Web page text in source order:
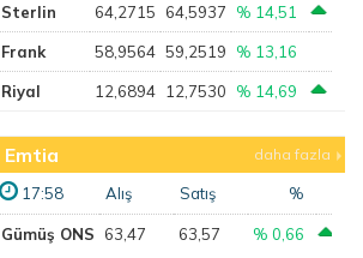
Sterlin 64,2715 64,5937 % 14,51
Frank 58,9564 59,2519 % 13,16
Riyal 12,6894 12,7530 % 14,69
Emtia daha fazla
17:58 Alış Satış %
Gümüş ONS 63,47 63,57
% 0,66